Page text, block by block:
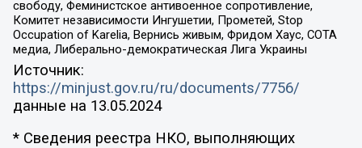
свободу, Феминистское антивоенное сопротивление,
Комитет независимости Ингушетии, Прометей, Stop
Occupation of Karelia, Вернись живым, Фридом Хаус, СОТА
медиа, Либерально-демократическая Лига Украины
Источник:
https://minjust.gov.ru/ru/documents/7756/
данные на 13.05.2024
* Сведения реестра НКО, выполняющих